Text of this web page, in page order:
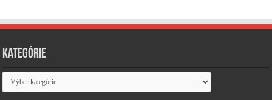
Kategórie
Kategórie